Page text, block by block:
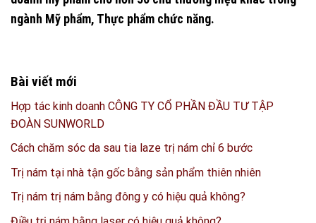
ngành Mỹ phẩm, Thực phẩm chức năng.
Bài viết mới
Hợp tác kinh doanh CÔNG TY CỔ PHẦN ĐẦU TƯ TẬP
ĐOÀN SUNWORLD
Cách chăm sóc da sau tia laze trị nám chỉ 6 bước
Trị nám tại nhà tận gốc bằng sản phẩm thiên nhiên
Trị nám trị nám bằng đông y có hiệu quả không?